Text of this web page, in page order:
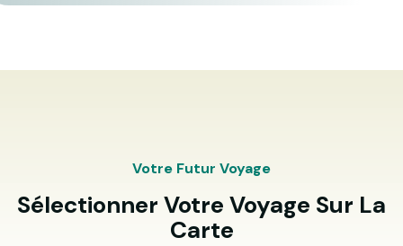
Votre Futur Voyage
Sélectionner Votre Voyage Sur La
Carte